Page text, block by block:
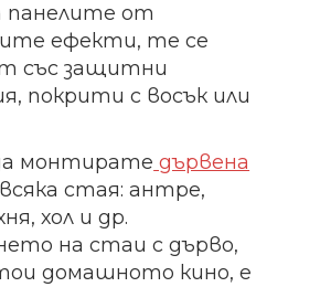
панелите от
ефекти, те се
със защитни
покрити с восък или
монтирате дървена
всяка стая: антре,
хол и др.
на стаи с дърво,
домашното кино, е